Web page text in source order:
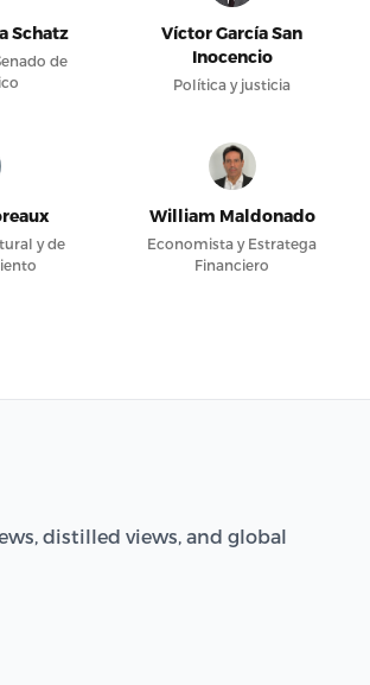
Schatz
de
Víctor García San
Inocencio
Política y justicia
y de
William Maldonado
Economista y Estratega
Financiero
distilled views, and global